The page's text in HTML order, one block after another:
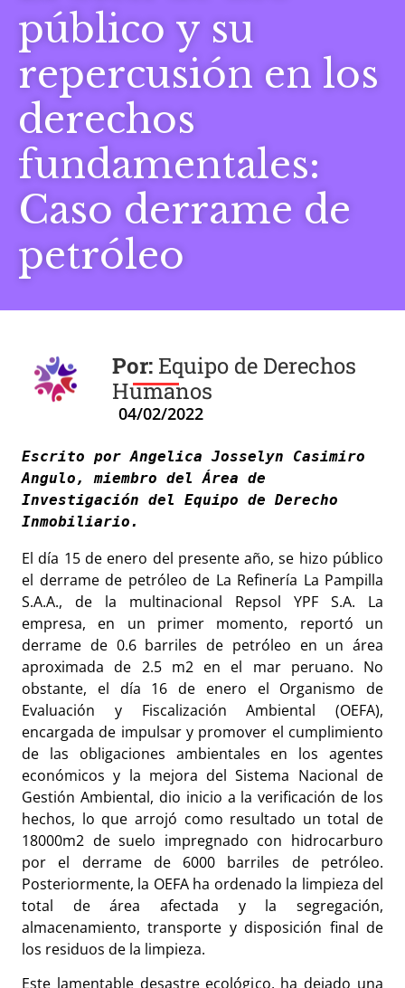
público y su
repercusión en los
derechos
fundamentales:
Caso derrame de
petróleo
Equipo de Derechos
Humanos
Escrito por Angelica Josselyn Casimiro
Angulo, miembro del Área de
Investigación del Equipo de Derecho
El día 15 de enero del presente año, se hizo público
el derrame de petróleo de La Refinería La Pampilla
S.A.A., de la multinacional Repsol YPF S.A. La
empresa, en un primer momento, reportó un
derrame de 0.6 barriles de petróleo en un área
aproximada de 2.5 m2 en el mar peruano. No
obstante, el día 16 de enero el Organismo de
Evaluación y Fiscalización Ambiental (OEFA),
encargada de impulsar y promover el cumplimiento
de las obligaciones ambientales en los agentes
económicos y la mejora del Sistema Nacional de
Gestión Ambiental, dio inicio a la verificación de los
hechos, lo que arrojó como resultado un total de
18000m2 de suelo impregnado con hidrocarburo
por el derrame de 6000 barriles de petróleo.
Posteriormente, la OEFA ha ordenado la limpieza del
total de área afectada y la segregación,
almacenamiento, transporte y disposición final de
los residuos de la limpieza.
Este lamentable desastre ecológico, ha dejado una
04/02/2022